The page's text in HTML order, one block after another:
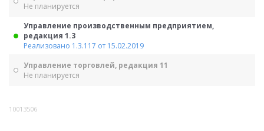
Не планируется
Управление производственным предприятием,
редакция 1.3
Реализовано 1.3.117 от 15.02.2019
Управление торговлей, редакция 11
Не планируется
10013506